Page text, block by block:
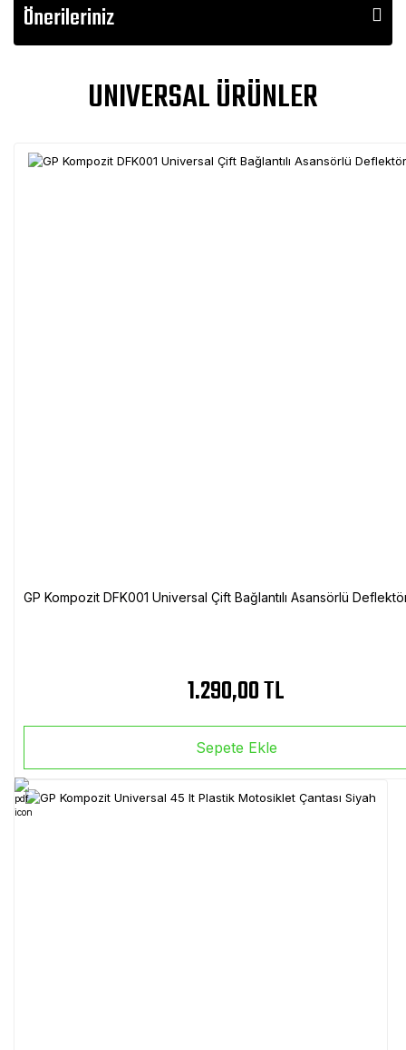
Önerileriniz
UNIVERSAL ÜRÜNLER
GP Kompozit DFK001 Universal Çift Bağlantılı Asansörlü
1.290,00 TL
Sepete Ekle